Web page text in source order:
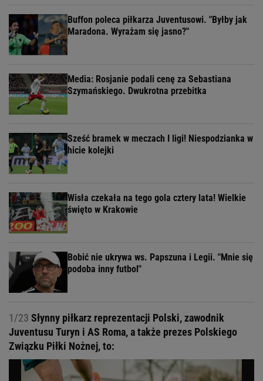
Buffon poleca piłkarza Juventusowi. "Byłby jak
Maradona. Wyrażam się jasno?"
Media: Rosjanie podali cenę za Sebastiana
Szymańskiego. Dwukrotna przebitka
Sześć bramek w meczach I ligi! Niespodzianka w
hicie kolejki
Wisła czekała na tego gola cztery lata! Wielkie
święto w Krakowie
Bobić nie ukrywa ws. Papszuna i Legii. "Mnie się
podoba inny futbol"
1/23 Słynny piłkarz reprezentacji Polski, zawodnik
Juventusu Turyn i AS Roma, a także prezes Polskiego
Związku Piłki Nożnej, to: